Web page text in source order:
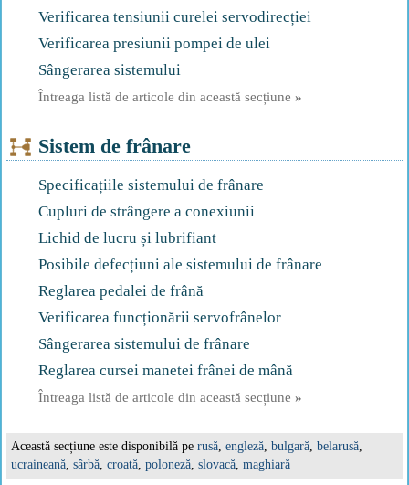
Verificarea tensiunii curelei servodirecției
Verificarea presiunii pompei de ulei
Sângerarea sistemului
Întreaga listă de articole din această secțiune »
Sistem de frânare
Specificațiile sistemului de frânare
Cupluri de strângere a conexiunii
Lichid de lucru și lubrifiant
Posibile defecțiuni ale sistemului de frânare
Reglarea pedalei de frână
Verificarea funcționării servofrânelor
Sângerarea sistemului de frânare
Reglarea cursei manetei frânei de mână
Întreaga listă de articole din această secțiune »
Această secțiune este disponibilă pe rusă, engleză, bulgară, belarusă,
ucraineană, sârbă, croată, poloneză, slovacă, maghiară